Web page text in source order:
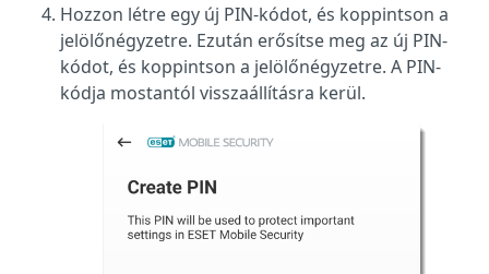
Hozzon létre egy új PIN-kódot, és koppintson a
jelölőnégyzetre. Ezután erősítse meg az új PIN-
kódot, és koppintson a jelölőnégyzetre. A PIN-
kódja mostantól visszaállításra kerül.